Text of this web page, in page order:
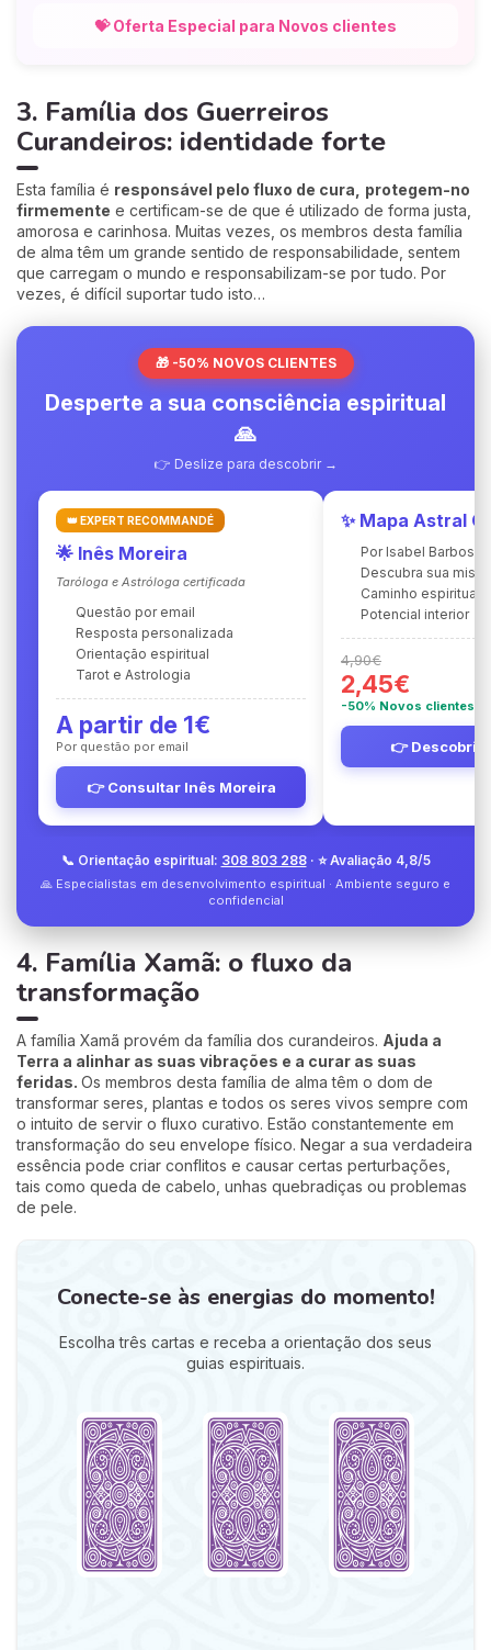
💝 Oferta Especial para Novos clientes
3. Família dos Guerreiros
Curandeiros: identidade forte
Esta família é responsável pelo fluxo de cura,
protegem-no
firmemente e certificam-se de que é utilizado de forma justa,
amorosa e carinhosa. Muitas vezes, os membros desta família
de alma têm um grande sentido de responsabilidade, sentem
que carregam o mundo e responsabilizam-se por tudo. Por
vezes, é difícil suportar tudo isto…
🎁 -50% NOVOS CLIENTES
Desperte a sua consciência espiritual
🙏
👉 Deslize para descobrir →
👑 EXPERT RECOMMANDÉ
🌟 Inês Moreira
Taróloga e Astróloga certificada
Questão por email
Resposta personalizada
Orientação espiritual
Tarot e Astrologia
A partir de 1€
Por questão por email
👉 Consultar Inês Moreira
✨ Mapa Astral
Por Isabel Barbosa
Descubra sua
Caminho espiritual
Potencial interior
4,90€
2,45€
-50% Novos clientes
👉 Descobrir
📞 Orientação espiritual: 308 803 288· ⭐ Avaliação 4,8/5
🙏 Especialistas em desenvolvimento espiritual · Ambiente seguro e
confidencial
4. Família Xamã: o fluxo da
transformação
A família Xamã provém da família dos curandeiros. Ajuda a
Terra a alinhar as suas vibrações e a curar as suas
feridas. Os membros desta família de alma têm o dom de
transformar seres, plantas e todos os seres vivos sempre com
o intuito de servir o fluxo curativo. Estão constantemente em
transformação do seu envelope físico. Negar a sua verdadeira
essência pode criar conflitos e causar certas perturbações,
tais como queda de cabelo, unhas quebradiças ou problemas
de pele.
Conecte-se às energias do momento!
Escolha três cartas e receba a orientação dos seus
guias espirituais.